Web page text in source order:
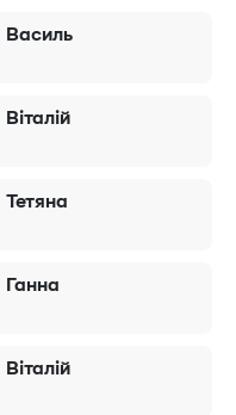
Василь
Віталій
Тетяна
Ганна
Віталій